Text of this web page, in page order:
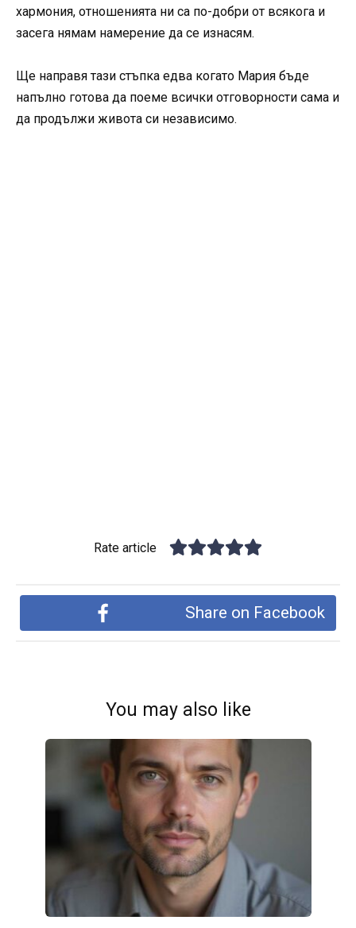
хармония, отношенията ни са по-добри от всякога и
засега нямам намерение да се изнасям.
Ще направя тази стъпка едва когато Мария бъде
напълно готова да поеме всички отговорности сама и
да продължи живота си независимо.
Rate article
Share on Facebook
You may also like